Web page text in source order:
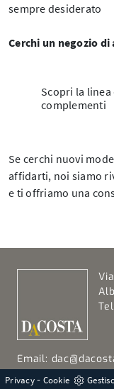
sempre desiderato
Cerchi un negozio
Scopri la
complementi
Se cerchi nuovi
affidarti, noi siamo
e ti offriamo una
Email:
Da Martedi a
Privacy- Cookie